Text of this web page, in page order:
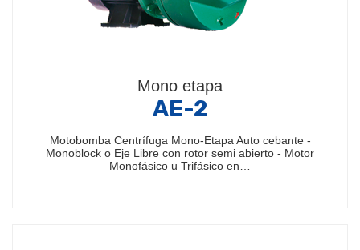
Mono etapa
AE-2
Motobomba Centrífuga Mono-Etapa Auto cebante -
Monoblock o Eje Libre con rotor semi abierto - Motor
Monofásico u Trifásico en…